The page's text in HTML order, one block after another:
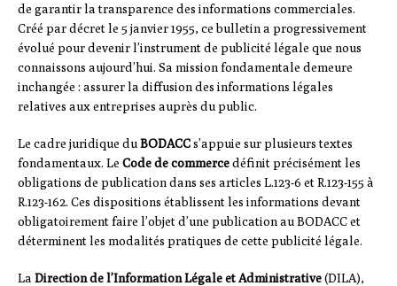
de garantir la transparence des informations commerciales.
Créé par décret le 5 janvier 1955, ce bulletin a progressivement
évolué pour devenir l’instrument de publicité légale que nous
connaissons aujourd’hui. Sa mission fondamentale demeure
inchangée : assurer la diffusion des informations légales
relatives aux entreprises auprès du public.
Le cadre juridique duBODACCs’appuie sur plusieurs textes
fondamentaux. Le Code de commercedéfinit précisément les
obligations de publication dans ses articles L.123-6 et R.123-155 à
R.123-162. Ces dispositions établissent les informations devant
obligatoirement faire l’objet d’une publication au BODACC et
déterminent les modalités pratiques de cette publicité légale.
La Direction de l’Information Légale et Administrative(DILA),